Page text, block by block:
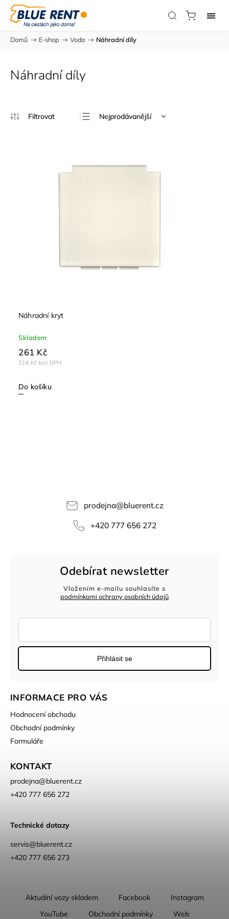
Domů / E-shop / Voda / Náhradní díly
Náhradní díly
Nejprodávanější
Abecedně
Náhradní kryt
Skladem
216 Kč bez DPH
261 Kč
Do košíku
prodejna@bluerent.cz
+420 777 656 272
Odebírat newsletter
Vložením e-mailu souhlasíte s
podmínkami ochrany osobních údajů
Přihlásit se
INFORMACE PRO VÁS
Hodnocení obchodu
Obchodní podmínky
Formuláře
KONTAKT
prodejna@bluerent.cz
+420 777 656 272
Technické dotazy
servis@bluerent.cz
+420 777 656 273
Aktuální vozy skladem Facebook
Instagram
YouTube
Obchodní podmínky Web